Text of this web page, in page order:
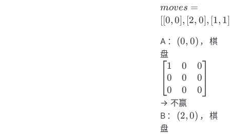
moves
=
[2,0],
[1,1],
[2,1],
[2,2]]
moves =
[[0,0], [2, 0], [1, 1]
A： (0,0)
(0, 0) ，棋
盘
1
0
0
0
0
0
0
0
0
→ 不赢
B： (2,0)
(2,0) ，棋
盘